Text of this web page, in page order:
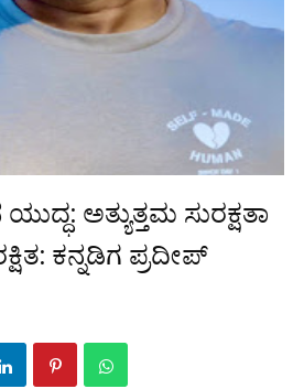
ಅತ್ಯುತ್ತಮ ಸುರಕ್ಷತಾ
ಕನ್ನಡಿಗ ಪ್ರದೀಪ್